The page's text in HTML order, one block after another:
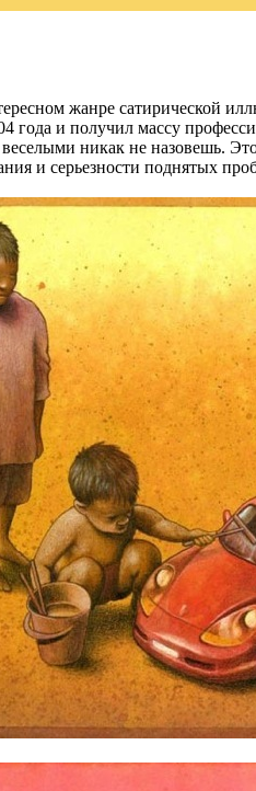
жанре сатирической
года и получил массу
никак не назовешь.
и серьезности поднятых